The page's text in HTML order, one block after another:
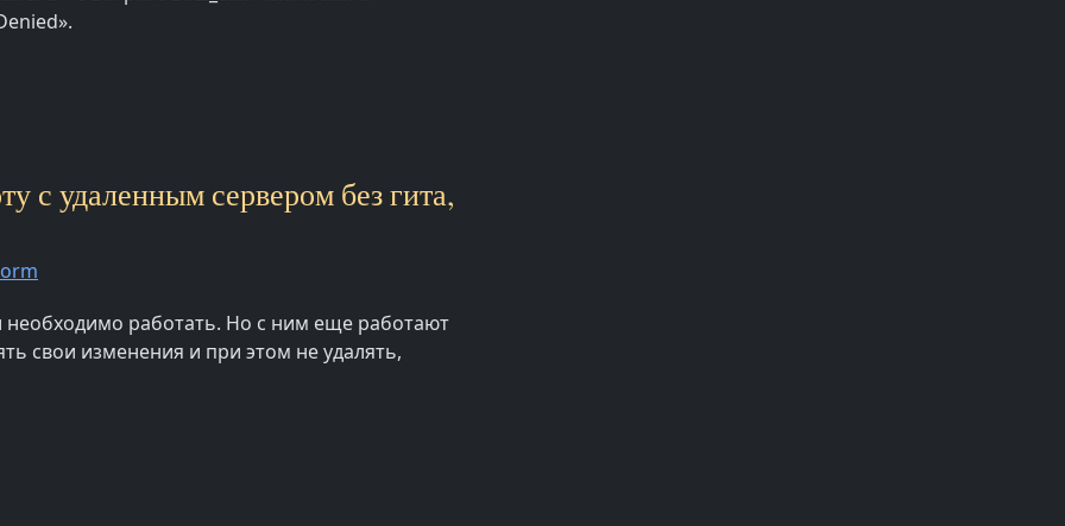
с удаленным сервером без гита,
необходимо работать. Но с ним еще работают
свои изменения и при этом не удалять,